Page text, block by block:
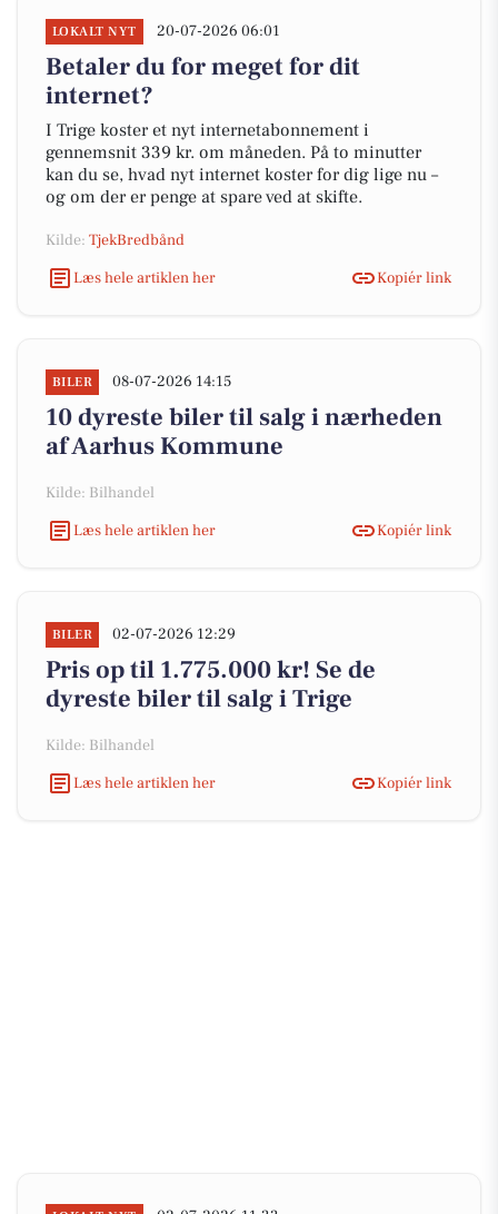
LOKALT NYT 20-07-2026 06:01
Betaler du for meget for dit
internet?
I Trige koster et nyt internetabonnement i
gennemsnit 339 kr. om måneden. På to minutter
kan du se, hvad nyt internet koster for dig lige nu –
og om der er penge at spare ved at skifte.
Kilde: TjekBredbånd
Læs hele artiklen her
Kopiér link
BILER 08-07-2026 14:15
10 dyreste biler til salg i nærheden
af Aarhus Kommune
Kilde: Bilhandel
Læs hele artiklen her
Kopiér link
BILER 02-07-2026 12:29
Pris op til 1.775.000 kr! Se de
dyreste biler til salg i Trige
Kilde: Bilhandel
Læs hele artiklen her
Kopiér link